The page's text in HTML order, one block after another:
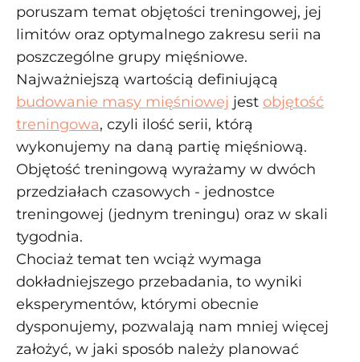
poruszam temat objętości treningowej, jej
limitów oraz optymalnego zakresu serii na
poszczególne grupy mięśniowe.
Najważniejszą wartością definiującą
budowanie masy mięśniowej jest objętość
treningowa, czyli ilość serii, którą
wykonujemy na daną partię mięśniową.
Objętość treningową wyrażamy w dwóch
przedziałach czasowych - jednostce
treningowej (jednym treningu) oraz w skali
tygodnia.
Chociaż temat ten wciąż wymaga
dokładniejszego przebadania, to wyniki
eksperymentów, którymi obecnie
dysponujemy, pozwalają nam mniej więcej
założyć, w jaki sposób należy planować